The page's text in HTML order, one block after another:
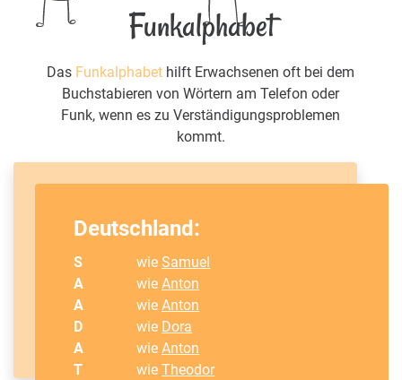
Funkalphabet
Das Funkalphabet hilft Erwachsenen oft bei dem
Buchstabieren von Wörtern am Telefon oder
Funk, wenn es zu Verständigungsproblemen
kommt.
Deutschland:
S wieSamuel
A
wieAnton
A
wieAnton
D
wie Dora
A
wieAnton
T
wieTheodor